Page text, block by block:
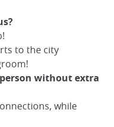
to the city
without extra
while